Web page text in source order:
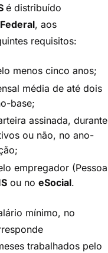
é distribuído
, aos
requisitos:
menos cinco anos;
média de até dois
base;
assinada, durante
ou não, no ano-
empregador (Pessoa
ou no eSocial.
mínimo, no
trabalhados pelo